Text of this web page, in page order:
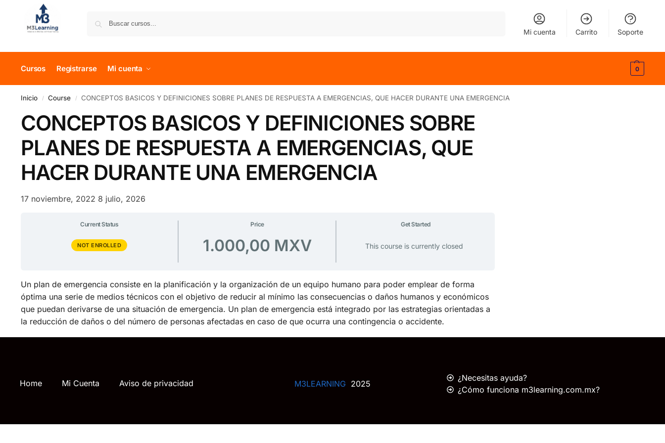
Mi cuenta Carrito Soporte
Cursos Registrarse Mi cuenta 0
Inicio / Course / CONCEPTOS BASICOS Y DEFINICIONES SOBRE PLANES DE RESPUESTA A EMERGENCIAS, QUE HACER DURANTE UNA EMERGENCIA
CONCEPTOS BASICOS Y DEFINICIONES SOBRE
PLANES DE RESPUESTA A EMERGENCIAS, QUE
HACER DURANTE UNA EMERGENCIA
17 noviembre, 2022 8 julio, 2026
Current Status
NOT ENROLLED
Price
1.000,00 MXV
Get Started
This course is currently closed
Un plan de emergencia consiste en la planificación y la organización de un equipo humano para poder emplear de forma
óptima una serie de medios técnicos con el objetivo de reducir al mínimo las consecuencias o daños humanos y económicos
que puedan derivarse de una situación de emergencia. Un plan de emergencia está integrado por las estrategias orientadas a
la reducción de daños o del número de personas afectadas en caso de que ocurra una contingencia o accidente.
Home Mi Cuenta Aviso de privacidad M3LEARNING 2025
¿Necesitas ayuda?
¿Cómo funciona m3learning.com.mx?